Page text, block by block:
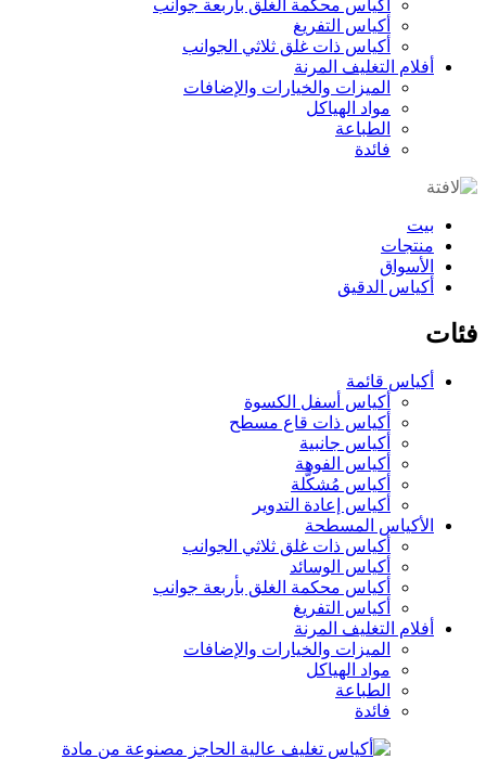
أكياس محكمة الغلق بأربعة جوانب
أكياس التفريغ
أكياس ذات غلق ثلاثي الجوانب
أفلام التغليف المرنة
الميزات والخيارات والإضافات
مواد الهياكل
الطباعة
فائدة
بيت
منتجات
الأسواق
أكياس الدقيق
فئات
أكياس قائمة
أكياس أسفل الكسوة
أكياس ذات قاع مسطح
أكياس جانبية
أكياس الفوهة
أكياس مُشكَّلة
أكياس إعادة التدوير
الأكياس المسطحة
أكياس ذات غلق ثلاثي الجوانب
أكياس الوسائد
أكياس محكمة الغلق بأربعة جوانب
أكياس التفريغ
أفلام التغليف المرنة
الميزات والخيارات والإضافات
مواد الهياكل
الطباعة
فائدة